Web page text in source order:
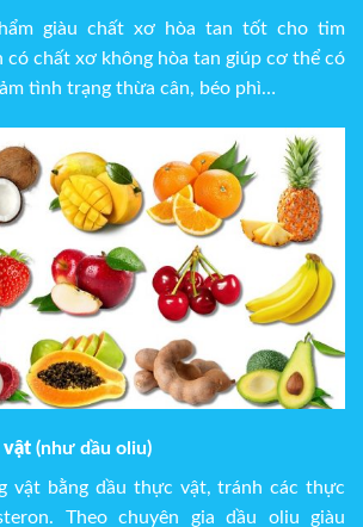
giàu chất xơ hòa tan tốt cho tim
có chất xơ không hòa tan giúp cơ thể có
tình trạng thừa cân, béo phì…
vật (như dầu oliu)
vật bằng dầu thực vật, tránh các thực
Theo chuyên gia dầu oliu giàu